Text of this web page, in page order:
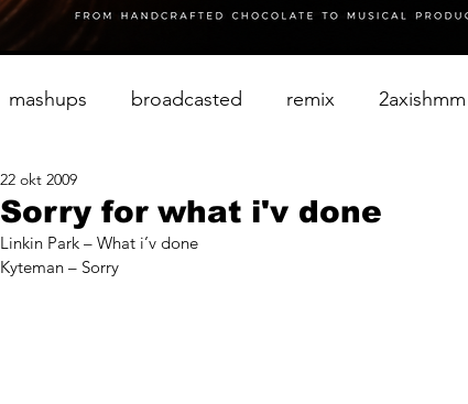
mashups broadcasted remix 2axishmm
Sorry for what i'v done
22 okt 2009
Linkin Park – What i’v done
Kyteman – Sorry